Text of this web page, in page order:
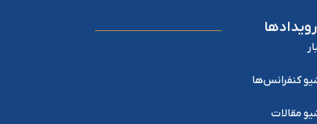
رویدادها
کنفرانس‌ها
مقالات